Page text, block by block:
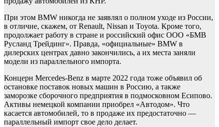
При этом BMW никогда не заявлял о полном уходе из России,
в отличие, скажем, от Renault, Nissan и Toyota. Кроме того,
продолжает работу в стране и российский офис ООО «БМВ
Русланд Трейдинг». Правда, «официальные» BMW в
дилерских центрах давно закончились, а их места заняли
модели из параллельного импорта.
Концерн Mercedes-Benz в марте 2022 года тоже объявил об
остановке поставок новых машин в Россию, а также
заморозке сборочного предприятия в подмосковном Есипово.
Активы немецкой компании приобрел «Автодом». Что
касается автомобилей, то в продаже их предостаточно —
параллельный импорт свое дело делает.